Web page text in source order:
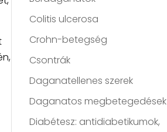
Colitis ulcerosa
Crohn-betegség
Csontrák
Daganatellenes szerek
Daganatos megbetegedések
Diabétesz: antidiabetikumok,